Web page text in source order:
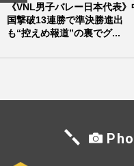
《VNL男子バレー日本代表》
国撃破13連勝で準決勝進出
も“控えめ報道”の裏でグ...